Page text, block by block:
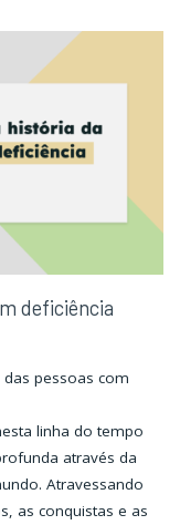
deficiência
pessoas com
linha do tempo
através da
Atravessando
as conquistas e as